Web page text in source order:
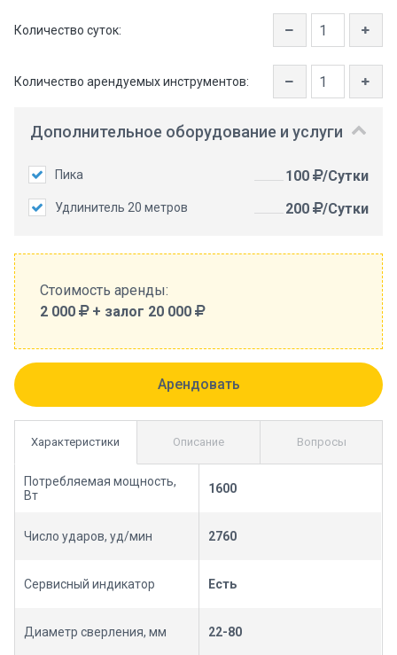
Количество суток:
Количество арендуемых инструментов:
Дополнительное оборудование и услуги
Пика 100 /Сутки
Удлинитель 20 метров 200 /Сутки
Стоимость аренды:
2 000 + залог 20 000
Характеристики
Потребляемая мощность,
Вт
1600
Число ударов, уд/мин 2760
Сервисный индикатор Есть
Диаметр сверления, мм 22-80
Описание Вопросы